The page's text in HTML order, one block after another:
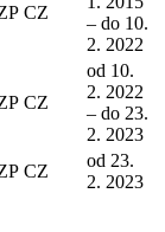
CZ
– do 10.
2. 2022
CZ
od 10.
2. 2022
– do 23.
2. 2023
CZ
od 23.
2. 2023